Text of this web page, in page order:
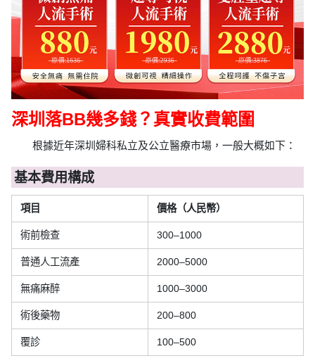
深圳落BB幾多錢？真實收費範圍
根據近年深圳婦科私立及公立醫療市場，一般大概如下：
基本費用構成
項目 價格（人民幣）
術前檢查 300–1000
普通人工流產 2000–5000
無痛麻醉 1000–3000
術後藥物 200–800
覆診 100–500